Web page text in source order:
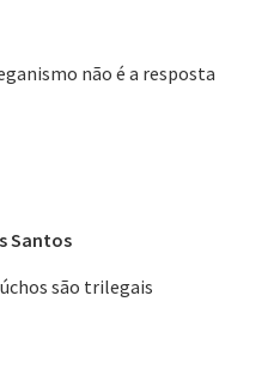
não é a resposta
Santos
são trilegais